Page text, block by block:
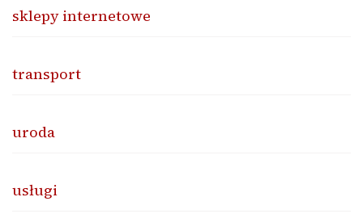
sklepy internetowe
transport
uroda
usługi